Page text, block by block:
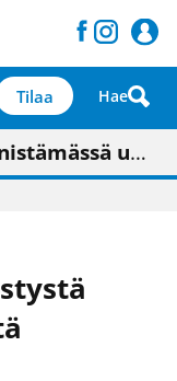
Tilaa Hae
painojäljen laatuna lehdessä
on valoisa
keskustavisiotyön”
kuin kaupungissa"